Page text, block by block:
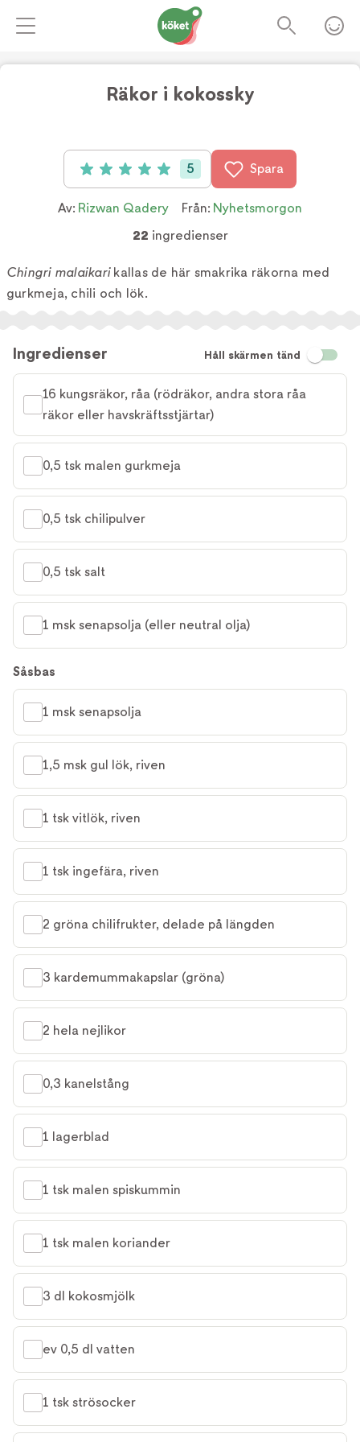
Räkor i kokossky
Betyg: 5 av 5 (5 röster)
5 Spara
Av: Rizwan Qadery Från: Nyhetsmorgon
22 ingredienser
Chingri malaikarikallas de här smakrika räkorna med
gurkmeja, chili och lök.
Ingredienser Håll skärmen tänd
16 kungsräkor, råa (rödräkor, andra stora råa
räkor eller havskräftsstjärtar)
0,5 tsk malen gurkmeja
0,5 tsk chilipulver
0,5 tsk salt
1 msk senapsolja (eller neutral olja)
Såsbas
1 msk senapsolja
1,5 msk gul lök, riven
1 tsk vitlök, riven
1 tsk ingefära, riven
2 gröna chilifrukter, delade på längden
3 kardemummakapslar (gröna)
2 hela nejlikor
0,3 kanelstång
1 lagerblad
1 tsk malen spiskummin
1 tsk malen koriander
3 dl kokosmjölk
ev 0,5 dl vatten
1 tsk strösocker